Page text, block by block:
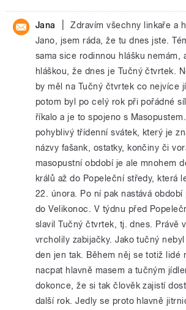
Jana
Zdravím všechny linkaře a
Jano, jsem ráda, že tu dnes jste.
sama sice rodinnou hlášku nemám,
hláškou, že dnes je Tučný čtvrtek.
by měl na Tučný čtvrtek co nejvíce
potom byl po celý rok při pořádné
říkalo a je to spojeno s
pohyblivý třídenní svátek, který je
názvy fašank, ostatky, končiny či
masopustní období je ale mnohem
králů až do Popeleční středy, která
22. února. Po ní pak nastává
do Velikonoc. V týdnu před
slavil Tučný čtvrtek, tj. dnes. Právě
vrcholily zabijačky. Jako tučný
den jen tak. Během něj se totiž lidé
nacpat hlavně masem a tučným
dokonce, že si tak člověk zajistí
další rok. Jedly se proto hlavně